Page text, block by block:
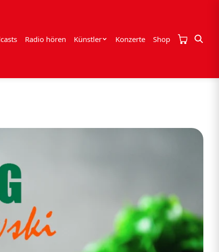
Radio hören Künstler Konzerte Shop